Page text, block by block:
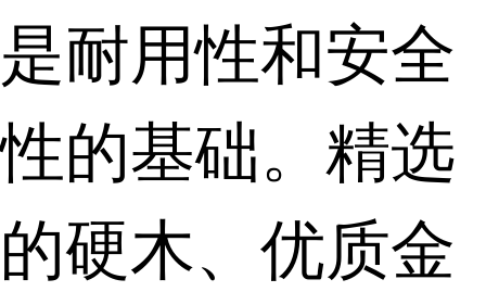
是耐用性和安全
性的基础。精选
的硬木、优质金